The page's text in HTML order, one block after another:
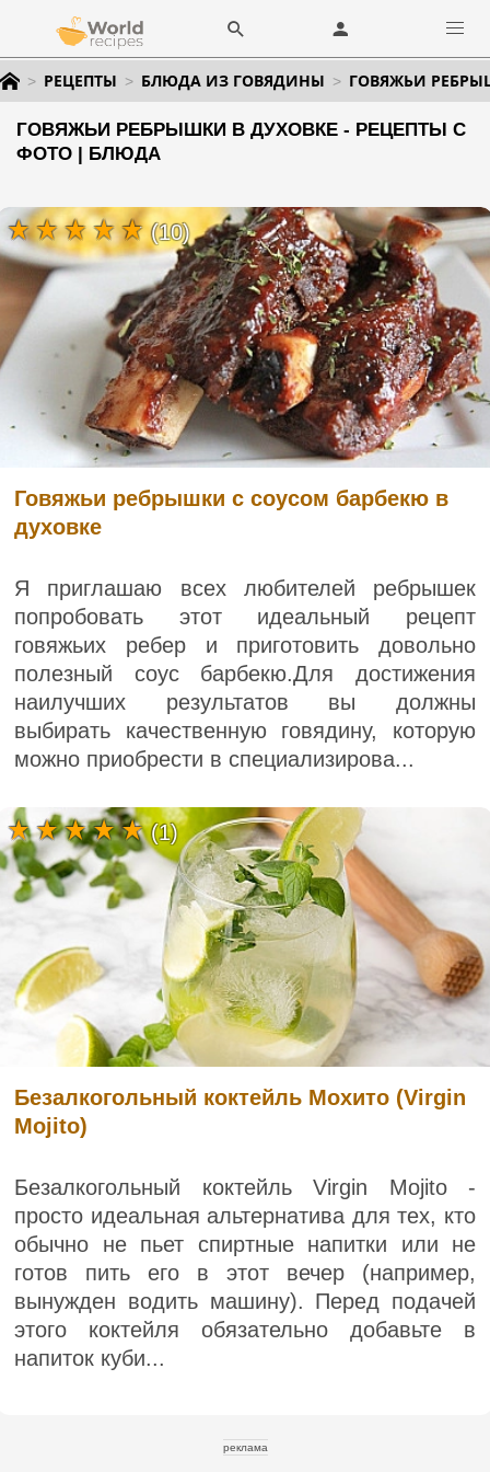
РЕЦЕПТЫ БЛЮДА ИЗ ГОВЯДИНЫ ГОВЯЖЬИ
ГОВЯЖЬИ РЕБРЫШКИ В ДУХОВКЕ - РЕЦЕПТЫ С
ФОТО | БЛЮДА
Говяжьи ребрышки с соусом барбекю в
духовке
Я приглашаю всех любителей ребрышек
попробовать этот идеальный рецепт
говяжьих ребер и приготовить довольно
полезный соус барбекю.Для достижения
наилучших результатов вы должны
выбирать качественную говядину, которую
можно приобрести в специализирова...
(10)
Безалкогольный коктейль Мохито (Virgin
Mojito)
Безалкогольный коктейль Virgin Mojito -
просто идеальная альтернатива для тех, кто
обычно не пьет спиртные напитки или не
готов пить его в этот вечер (например,
вынужден водить машину). Перед подачей
этого коктейля обязательно добавьте в
напиток куби...
(1)
реклама